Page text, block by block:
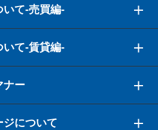
て-売買編-
て-賃貸編-
ー
について